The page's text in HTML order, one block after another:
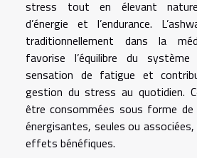
stress tout en élevant
d’énergie et l’endurance.
traditionnellement dans la
favorise l’équilibre du
sensation de fatigue et
gestion du stress au quotidien.
être consommées sous forme de
énergisantes, seules ou
effets bénéfiques.